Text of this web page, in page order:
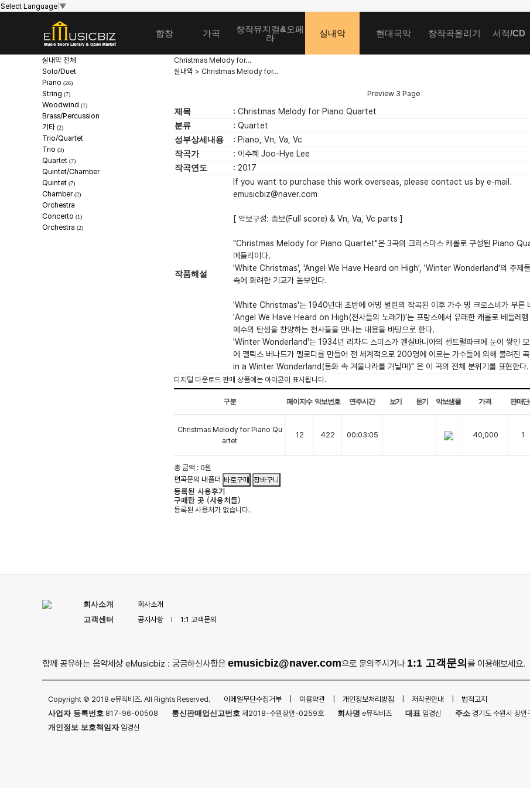
Select Language ▼
합창 가곡
창작뮤지컬&오페
라
실내악 현대국악 창작곡올리기 서적/CD
실내악 전체
Solo/Duet
Piano (26)
String (7)
Woodwind (1)
Brass/Percussion
기타 (2)
Trio/Quartet
Trio (3)
Quartet (7)
Quintet/Chamber
Quintet (7)
Chamber (2)
Orchestra
Concerto (1)
Orchestra (2)
Christmas Melody for…
실내악 > Christmas Melody for…
Preview 3 Page
제목
: Christmas Melody for Piano Quartet
분류
: Quartet
성부상세내용
: Piano, Vn, Va, Vc
작곡가
: 이주혜 Joo-Hye Lee
작곡연도
: 2017
작품해설
If you want to purchase this work overseas, please contact us by e-mail.
emusicbiz@naver.com
[ 악보구성: 총보(Full score) & Vn, Va, Vc parts ]
"Christmas Melody for Piano Quartet"은 3곡의 크리스마스 캐롤로 구성된 Piano
메들리이다.
'White Christmas', 'Angel We Have Heard on High', 'Winter Wonderland'의 주제들
속에 화려한 기교가 돋보인다.
'White Christmas'는 1940년대 초반에 어빙 벌린의 작곡된 이후 가수 빙 크로스비가 부른
'Angel We Have Heard on High(천사들의 노래가)'는 프랑스에서 유래한 캐롤로 베들레헴
예수의 탄생을 찬양하는 천사들을 만나는 내용을 바탕으로 한다.
'Winter Wonderland'는 1934년 리차드 스미스가 펜실바니아의 센트럴파크에 눈이 쌓인 모
에 펠릭스 버나드가 멜로디를 만들어 전 세계적으로 200명에 이르는 가수들에 의해 불려진
in a Winter Wonderland(동화 속 겨울나라를 거닐며)" 은 이 곡의 전체 분위기를 표현한다.
디지털 다운로드 판매 상품에는 아이콘이 표시됩니다.
구분 페이지수 악보번호 연주시간 보기 듣기 악보샘플 가격 판매단
Christmas Melody for Piano Qu
artet
12 422 00:03:05 40,000 1
총 금액 : 0원
편곡문의 내폴더 바로구매 장바구니
등록된 사용후기
구매한 곳 (사용처들)
등록된 사용처가 없습니다.
회사소개
회사소개
고객센터
공지사항 I 1:1 고객문의
함께 공유하는 음악세상 eMusicbiz : 궁금하신사항은 emusicbiz@naver.com으로 문의주시거나 1:1 고객문의 를 이용해보세요.
Copyright © 2018 e뮤직비즈. All Rights Reserved. 이메일무단수집거부 이용약관 개인정보처리방침 저작권안내
법적고지
사업자 등록번호 817-96-00508 통신판매업신고번호 제2018-수원장안-0259호 회사명 e뮤직비즈 대표 임경신 주소 경기도 수원시 장
개인정보 보호책임자임경신